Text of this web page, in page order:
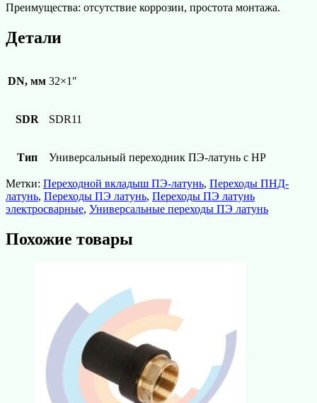
Преимущества: отсутствие коррозии, простота монтажа.
Детали
DN, мм 32×1″
SDR SDR11
Тип Универсальный переходник ПЭ-латунь с НР
Метки: Переходной вкладыш ПЭ-латунь, Переходы ПНД-
латунь, Переходы ПЭ латунь, Переходы ПЭ латунь
электросварные, Универсальные переходы ПЭ латунь
Похожие товары